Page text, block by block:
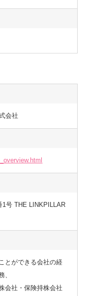
会社
1号 THE LINKPILLAR
とができる会社の経
、
会社・保険持株会社